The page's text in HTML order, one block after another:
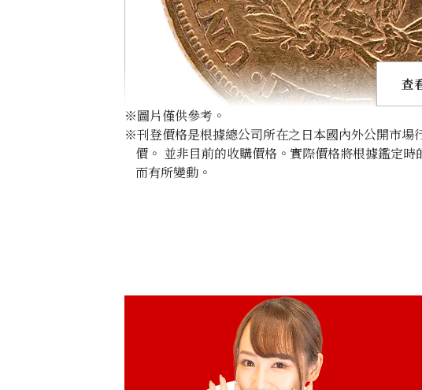
查
※圖片僅供參考。
※刊登價格是根據總公司所在之日本國內外公開市
價。 並非目前的收購價格。實際價格將根據鑑定
而有所變動。